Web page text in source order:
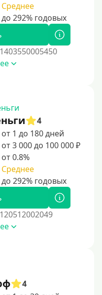
Среднее
4
от 1 до 180 дней
от 3 000 до 100 000 ₽
от 0.8%
Среднее
4